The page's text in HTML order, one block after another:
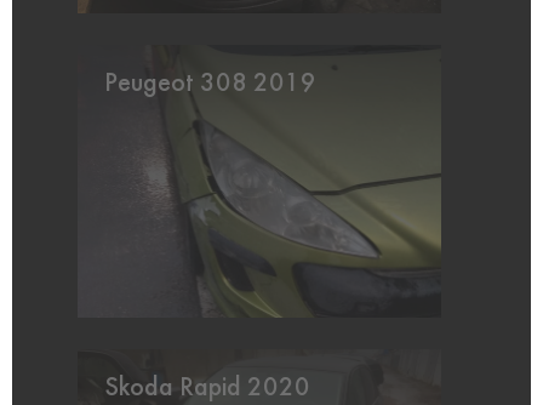
Peugeot 308 2019
Skoda Rapid 2020